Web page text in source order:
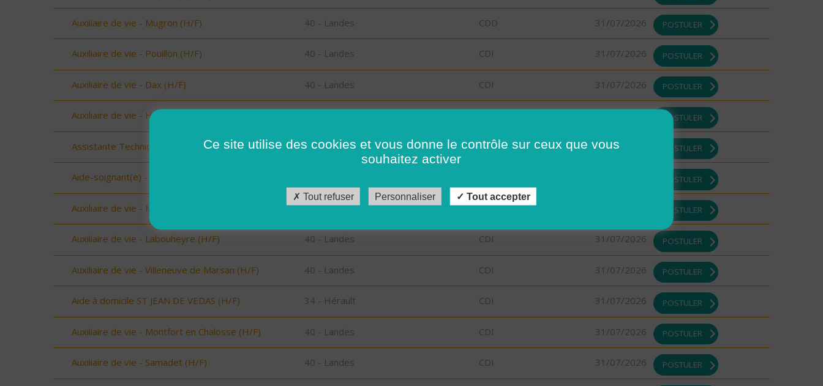
Auxiliaire de vie - Mugron (H/F) 40 - Landes CDD 31/07/2026 POSTULER
Auxiliaire de vie - Pouillon (H/F) 40 - Landes CDI 31/07/2026 POSTULER
Auxiliaire de vie - Dax (H/F) 40 - Landes CDI 31/07/2026 POSTULER
Auxiliaire de vie - Hagetmau (H/F) POSTULER
Assistante Technique - Beaufort (73034) (H/F) 73 - Savoie CDI 31/07/2026 POSTULER
Aide-soignant(e) - Aime (73210) (H/F) POSTULER
Auxiliaire de vie - Mimizan (H/F) 40 - Landes CDI POSTULER
Auxiliaire de vie - Labouheyre (H/F) 40 - Landes CDI 31/07/2026 POSTULER
Auxiliaire de vie - Villeneuve de Marsan (H/F) 40 - Landes CDI 31/07/2026 POSTULER
Aide à domicile ST JEAN DE VEDAS (H/F) 34 - Hérault CDI 31/07/2026 POSTULER
Auxiliaire de vie - Montfort en Chalosse (H/F) 40 - Landes CDI 31/07/2026 POSTULER
Auxiliaire de vie - Samadet (H/F) 40 - Landes CDI 31/07/2026 POSTULER
Ce site utilise des cookies et vous donne le contrôle sur ceux que vous
souhaitez activer
Tout refuser Personnaliser Tout accepter